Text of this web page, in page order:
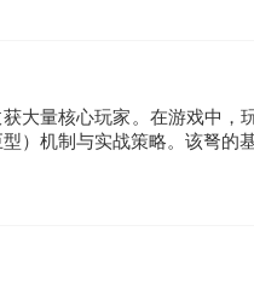
大量核心玩家。在游戏中
）机制与实战策略。该弩的